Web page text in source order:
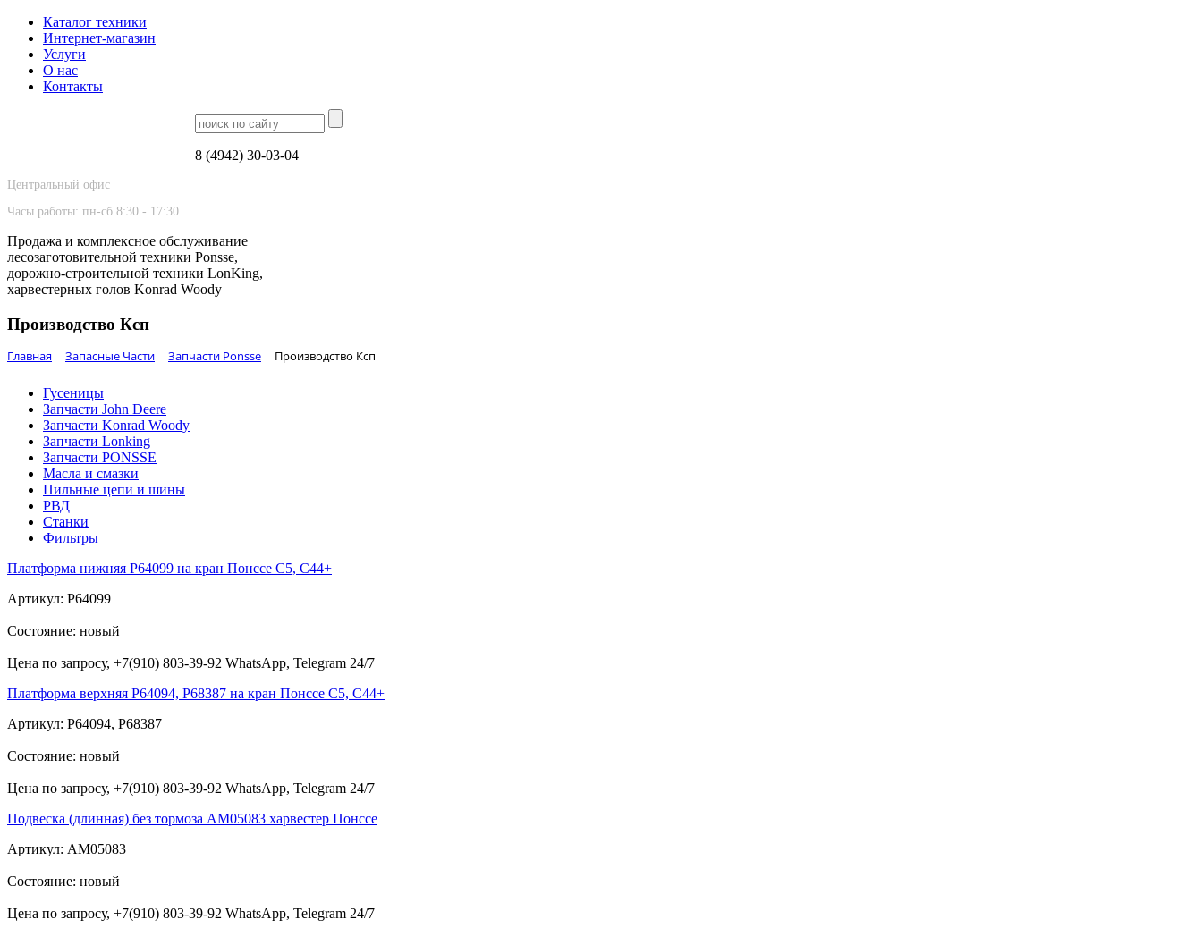
Каталог техники
Интернет-магазин
Услуги
О нас
Контакты
8 (4942) 30-03-04
Центральный офис
Часы работы: пн-сб 8:30 - 17:30
Продажа и комплексное обслуживание
лесозаготовительной техники Ponsse,
дорожно-строительной техники LonKing,
харвестерных голов Konrad Woody
Производство Ксп
Главная Запасные Части Запчасти Ponsse Производство Ксп
Гусеницы
Запчасти John Deere
Запчасти Konrad Woody
Запчасти Lonking
Запчасти PONSSE
Масла и смазки
Пильные цепи и шины
РВД
Станки
Фильтры
Платформа нижняя Р64099 на кран Понссе С5, С44+
Артикул: Р64099
Состояние: новый
Цена по запросу, +7(910) 803-39-92 WhatsApp, Telegram 24/7
Платформа верхняя Р64094, Р68387 на кран Понссе С5, С44+
Артикул: Р64094, Р68387
Состояние: новый
Цена по запросу, +7(910) 803-39-92 WhatsApp, Telegram 24/7
Подвеска (длинная) без тормоза АМ05083 харвестер Понссе
Артикул: АМ05083
Состояние: новый
Цена по запросу, +7(910) 803-39-92 WhatsApp, Telegram 24/7